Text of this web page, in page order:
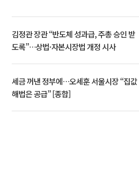
김정관 장관 “반도체 성과급, 주총 승인 받
도록”…상법·자본시장법 개정 시사
세금 꺼낸 정부에…오세훈 서울시장 “집값
해법은 공급” [종합]